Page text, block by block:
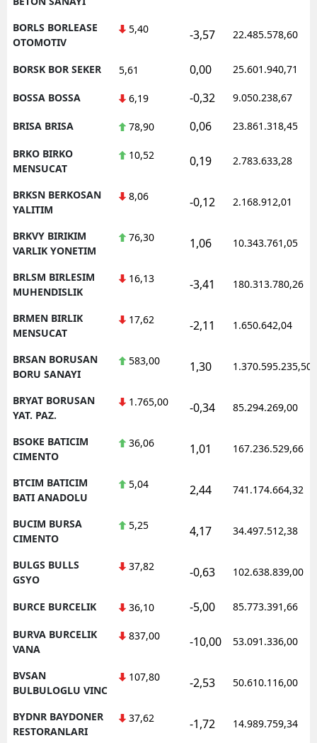
BORLS BORLEASE
OTOMOTIV
5,40 -3,57 22.485.578,60
BORSK BOR SEKER 5,61 0,00 25.601.940,71
BOSSA BOSSA 6,19 -0,32 9.050.238,67
BRISA BRISA 78,90 0,06 23.861.318,45
BRKO BIRKO
MENSUCAT
10,52 0,19 2.783.633,28
BRKSN BERKOSAN
YALITIM
8,06 -0,12 2.168.912,01
BRKVY BIRIKIM
VARLIK YONETIM
76,30 1,06 10.343.761,05
BRLSM BIRLESIM
MUHENDISLIK
16,13 -3,41 180.313.780,26
BRMEN BIRLIK
MENSUCAT
17,62 -2,11 1.650.642,04
BRSAN BORUSAN
BORU SANAYI
583,00 1,30 1.370.595.235,50
BRYAT BORUSAN
YAT. PAZ.
1.765,00 -0,34 85.294.269,00
BSOKE BATICIM
CIMENTO
36,06 1,01 167.236.529,66
BTCIM BATICIM
BATI ANADOLU
5,04 2,44 741.174.664,32
BUCIM BURSA
CIMENTO
5,25 4,17 34.497.512,38
BULGS BULLS
GSYO
37,82 -0,63 102.638.839,00
BURCE BURCELIK 36,10 -5,00 85.773.391,66
BURVA BURCELIK
VANA
837,00 -10,00 53.091.336,00
BVSAN
BULBULOGLU VINC
107,80 -2,53 50.610.116,00
BYDNR BAYDONER
RESTORANLARI
37,62 -1,72 14.989.759,34